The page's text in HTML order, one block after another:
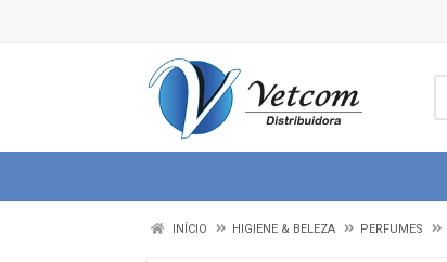
INÍCIO HIGIENE & BELEZA PERFUMES